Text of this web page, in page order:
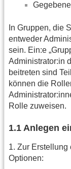
In Gruppen, die
entweder
sein. Ein:e
Administrator:in
beitreten sind
können die
Rolle zuweisen.
1.1 Anlegen
1. Zur Erstellung
Optionen: